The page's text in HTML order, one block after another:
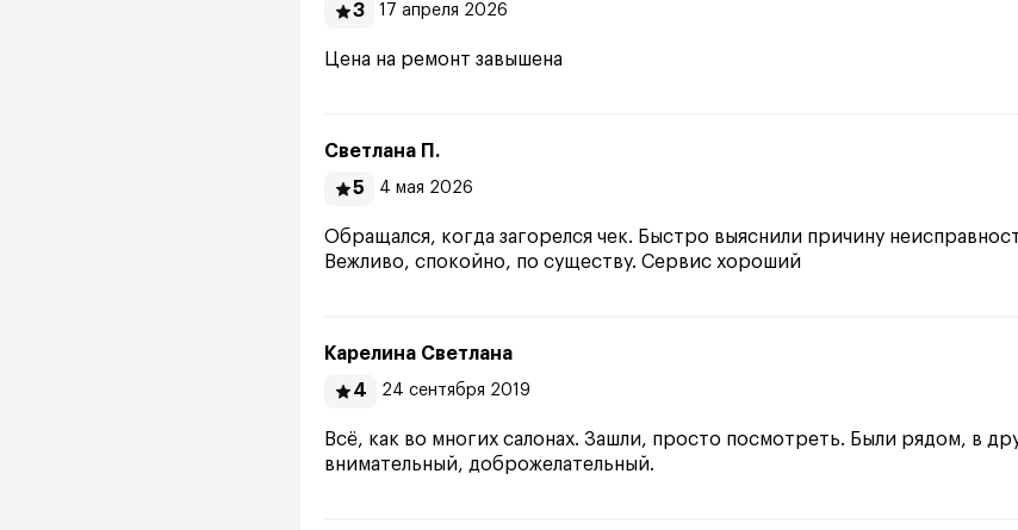
3
17 апреля 2026
Цена на ремонт завышена
Светлана П.
5
4 мая 2026
Обращался, когда загорелся чек. Быстро выяснили причину
Вежливо, спокойно, по существу. Сервис хороший
Карелина Светлана
4
24 сентября 2019
Всё, как во многих салонах. Зашли, просто посмотреть. Были рядом, в
внимательный, доброжелательный.